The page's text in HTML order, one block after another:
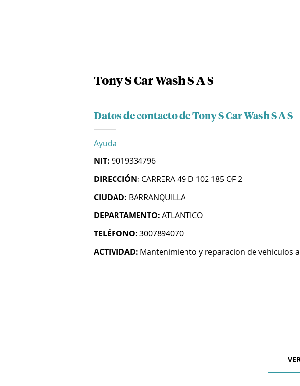
Tony S Car Wash S A S
Datos de contacto de Tony S Car Wash S A S
Ayuda
NIT: 9019334796
DIRECCIÓN: CARRERA 49 D 102 185 OF 2
CIUDAD: BARRANQUILLA
DEPARTAMENTO: ATLANTICO
TELÉFONO: 3007894070
ACTIVIDAD: Mantenimiento y reparacion de vehiculos